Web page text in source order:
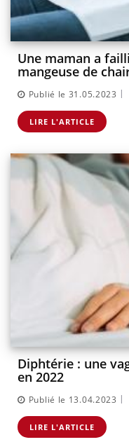
Une maman a
mangeuse de
Publié le 31.05.2023 |
LIRE L'ARTICLE
Diphtérie : une
en 2022
Publié le 13.04.2023 |
LIRE L'ARTICLE